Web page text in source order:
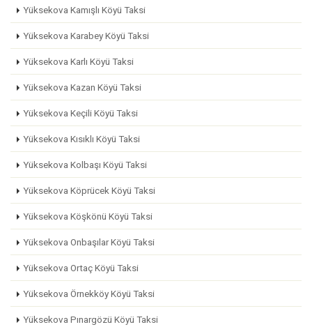
Yüksekova Kamışlı Köyü Taksi
Yüksekova Karabey Köyü Taksi
Yüksekova Karlı Köyü Taksi
Yüksekova Kazan Köyü Taksi
Yüksekova Keçili Köyü Taksi
Yüksekova Kısıklı Köyü Taksi
Yüksekova Kolbaşı Köyü Taksi
Yüksekova Köprücek Köyü Taksi
Yüksekova Köşkönü Köyü Taksi
Yüksekova Onbaşılar Köyü Taksi
Yüksekova Ortaç Köyü Taksi
Yüksekova Örnekköy Köyü Taksi
Yüksekova Pınargözü Köyü Taksi